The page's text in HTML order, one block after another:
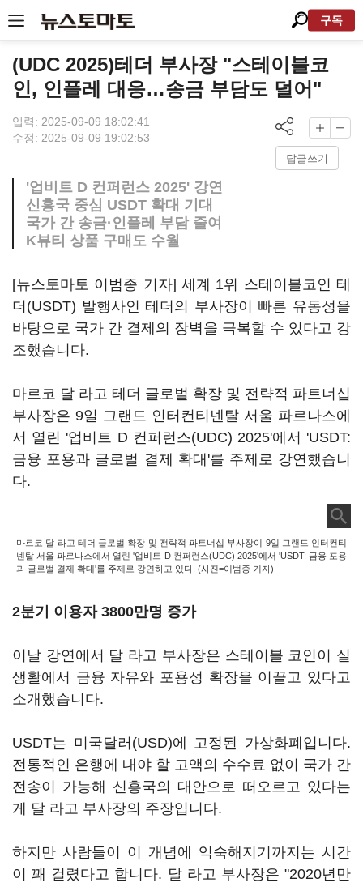
구독
(UDC 2025)테더 부사장 "스테이블코
인, 인플레 대응…송금 부담도 덜어"
입력: 2025-09-09 18:02:41
수정: 2025-09-09 19:02:53
답글쓰기
'업비트 D 컨퍼런스 2025' 강연
신흥국 중심 USDT 확대 기대
국가 간 송금·인플레 부담 줄여
K뷰티 상품 구매도 수월
[뉴스토마토 이범종 기자] 세계 1위 스테이블코인 테
더(USDT) 발행사인 테더의 부사장이 빠른 유동성을
바탕으로 국가 간 결제의 장벽을 극복할 수 있다고 강
조했습니다.
마르코 달 라고 테더 글로벌 확장 및 전략적 파트너십
부사장은 9일 그랜드 인터컨티넨탈 서울 파르나스에
서 열린 '업비트 D 컨퍼런스(UDC) 2025'에서 'USDT:
금융 포용과 글로벌 결제 확대'를 주제로 강연했습니
다.
마르코 달 라고 테더 글로벌 확장 및 전략적 파트너십 부사장이 9일 그랜드 인터컨티
넨탈 서울 파르나스에서 열린 '업비트 D 컨퍼런스(UDC) 2025'에서 'USDT: 금융 포용
과 글로벌 결제 확대'를 주제로 강연하고 있다. (사진=이범종 기자)
2분기 이용자 3800만명 증가
이날 강연에서 달 라고 부사장은 스테이블 코인이 실
생활에서 금융 자유와 포용성 확장을 이끌고 있다고
소개했습니다.
USDT는 미국달러(USD)에 고정된 가상화폐입니다.
전통적인 은행에 내야 할 고액의 수수료 없이 국가 간
전송이 가능해 신흥국의 대안으로 떠오르고 있다는
게 달 라고 부사장의 주장입니다.
하지만 사람들이 이 개념에 익숙해지기까지는 시간
이 꽤 걸렸다고 합니다. 달 라고 부사장은 "2020년만